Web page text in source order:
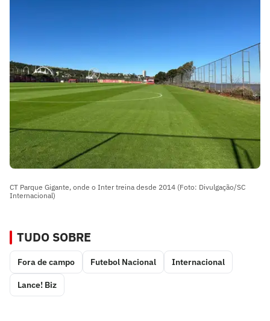
CT Parque Gigante, onde o Inter treina desde 2014 (Foto: Divulgação/SC
Internacional)
TUDO SOBRE
Fora de campo Futebol Nacional Internacional
Lance! Biz